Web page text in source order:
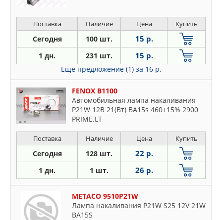
Поставка Наличие Цена Купить
Сегодня 100 шт. 15 р.
1 дн. 231 шт. 15 р.
Еще предложение (1) за 16 р.
FENOX B1100
Автомобильная лампа накаливания
P21W 12В 21(Вт) BA15s 460±15% 2900
PRIME.LT
Поставка Наличие Цена Купить
Сегодня 128 шт. 22 р.
1 дн. 1 шт. 26 р.
METACO 9510P21W
Лампа накаливания P21W S25 12V 21W
BA15S